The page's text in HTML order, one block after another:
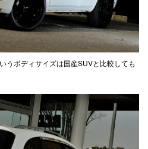
ボディサイズは国産SUVと比較しても